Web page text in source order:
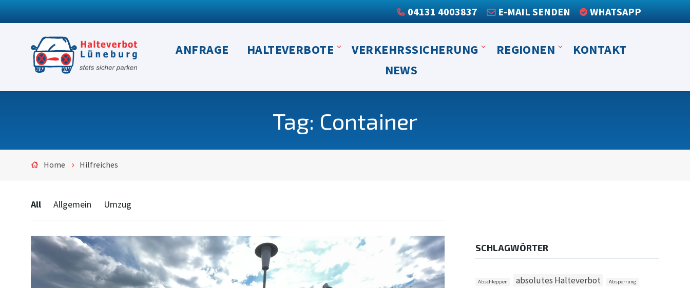
04131 4003837 E-MAIL SENDEN WHATSAPP
ANFRAGE HALTEVERBOTE VERKEHRSSICHERUNG REGIONEN
KONTAKT
NEWS
Tag: Container
Home Hilfreiches
All Allgemein Umzug
SCHLAGWÖRTER
Abschleppen absolutes Halteverbot Absperrung